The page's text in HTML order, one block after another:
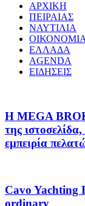
ΑΡΧΙΚΗ
ΠΕΙΡΑΙΑΣ
ΝΑΥΤΙΛΙΑ
ΟΙΚΟΝΟΜΙΑ
ΕΛΛΑΔΑ
AGENDA
ΕΙΔΗΣΕΙΣ
Η MEGA
της
εμπειρία
Cavo Yachting
ordinary